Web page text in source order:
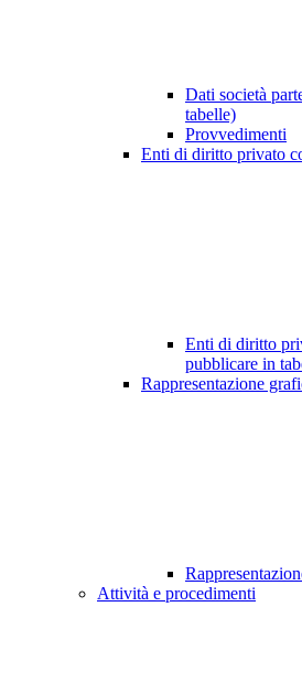
Dati società
tabelle)
Provvedimenti
Enti di diritto privato
Enti di diritto
pubblicare in
Rappresentazione
Attività e procedimenti